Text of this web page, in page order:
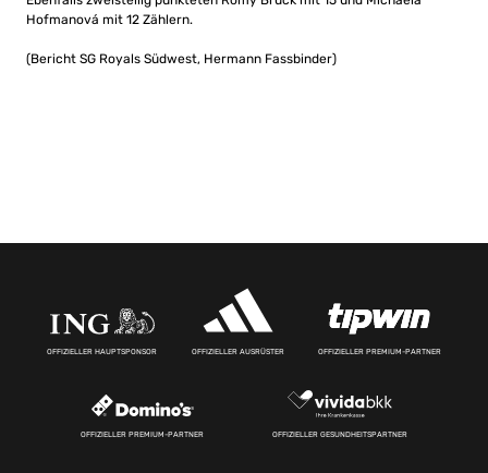
Hofmanová mit 12 Zählern.
(Bericht SG Royals Südwest, Hermann Fassbinder)
OFFIZIELLER HAUPTSPONSOR OFFIZIELLER AUSRÜSTER OFFIZIELLER PREMIUM-PARTNER
OFFIZIELLER PREMIUM-PARTNER OFFIZIELLER GESUNDHEITSPARTNER